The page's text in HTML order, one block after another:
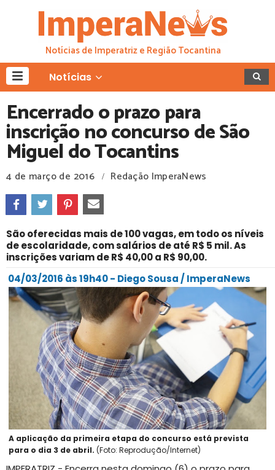
Notícias de Imperatriz e Região Tocantina
Notícias
Encerrado o prazo para
inscrição no concurso de São
Miguel do Tocantins
4 de março de 2016 / Redação ImperaNews
São oferecidas mais de 100 vagas, em todo os níveis
de escolaridade, com salários de até R$ 5 mil. As
inscrições variam de R$ 40,00 a R$ 90,00.
04/03/2016 às 19h40 - Diego Sousa / ImperaNews
A aplicação da primeira etapa do concurso está prevista
para o dia 3 de abril. (Foto: Reprodução/Internet)